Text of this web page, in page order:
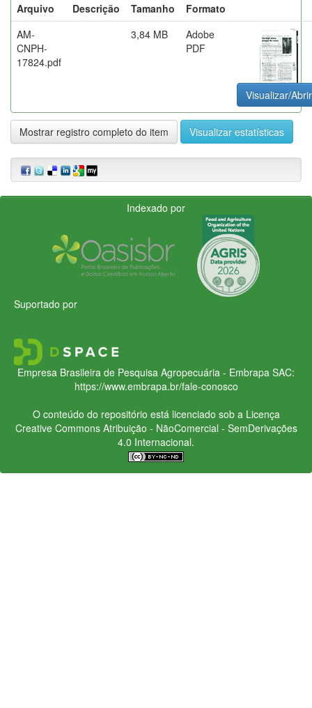
Arquivo
Descrição Tamanho
Formato
AM-
CNPH-
17824.pdf
3,84 MB
Adobe
PDF
Visualizar/Abrir
Mostrar registro completo do item Visualizar estatísticas
Indexado por
Suportado por
Empresa Brasileira de Pesquisa Agropecuária - Embrapa SAC:
https://www.embrapa.br/fale-conosco
O conteúdo do repositório está licenciado sob a Licença
Creative CommonsAtribuição - NãoComercial - SemDerivações
4.0 Internacional.